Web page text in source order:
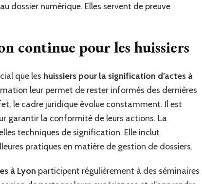
dossier numérique. Elles servent de preuve
continue pour les huissiers
que les huissiers pour la signification d’actes à
leur permet de rester informés des dernières
le cadre juridique évolue constamment. Il est
garantir la conformité de leurs actions. La
techniques de signification. Elle inclut
pratiques en matière de gestion de dossiers.
à Lyon participent régulièrement à des séminaires